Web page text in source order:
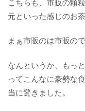
こちらも、市販の顆
元といった感じのお茶
まぁ市販のは市販の
なんというか、もっ
ってこんなに豪勢な
当に驚きました。